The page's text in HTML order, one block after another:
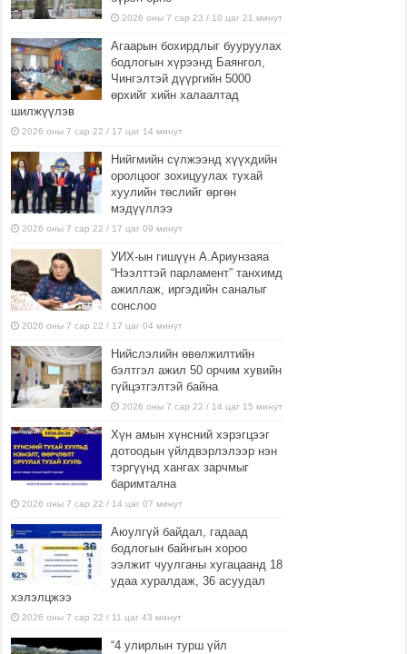
2026 оны 7 сар 23 / 10 цаг 21 минут
Агаарын бохирдлыг бууруулах
бодлогын хүрээнд Баянгол,
Чингэлтэй дүүргийн 5000
өрхийг хийн халаалтад
шилжүүлэв
2026 оны 7 сар 22 / 17 цаг 14 минут
Нийгмийн сүлжээнд хүүхдийн
оролцоог зохицуулах тухай
хуулийн төслийг өргөн
мэдүүллээ
2026 оны 7 сар 22 / 17 цаг 09 минут
УИХ-ын гишүүн А.Ариунзаяа
“Нээлттэй парламент” танхимд
ажиллаж, иргэдийн саналыг
сонслоо
2026 оны 7 сар 22 / 17 цаг 04 минут
Нийслэлийн өвөлжилтийн
бэлтгэл ажил 50 орчим хувийн
гүйцэтгэлтэй байна
2026 оны 7 сар 22 / 14 цаг 15 минут
Хүн амын хүнсний хэрэгцээг
дотоодын үйлдвэрлэлээр нэн
тэргүүнд хангах зарчмыг
баримтална
2026 оны 7 сар 22 / 14 цаг 07 минут
Аюулгүй байдал, гадаад
бодлогын байнгын хороо
ээлжит чуулганы хугацаанд 18
удаа хуралдаж, 36 асуудал
хэлэлцжээ
2026 оны 7 сар 22 / 11 цаг 43 минут
“4 улирлын турш үйл